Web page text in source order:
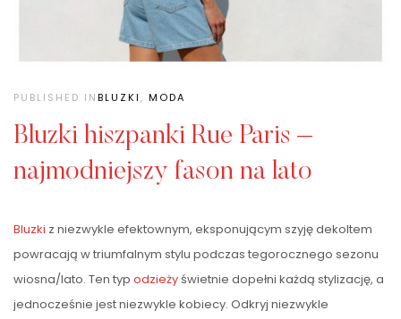
PUBLISHED INBLUZKI, MODA
Bluzki hiszpanki Rue Paris –
najmodniejszy fason na lato
Bluzki z niezwykle efektownym, eksponującym szyję dekoltem
powracają w triumfalnym stylu podczas tegorocznego sezonu
wiosna/lato. Ten typ odzieżyświetnie dopełni każdą stylizację, a
jednocześnie jest niezwykle kobiecy. Odkryj niezwykle